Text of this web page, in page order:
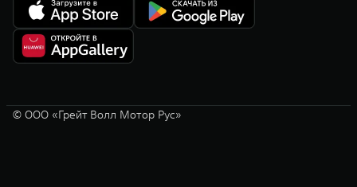
© ООО «Грейт Волл Мотор Рус»